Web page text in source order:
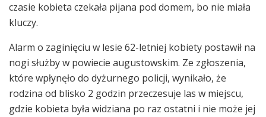
czasie kobieta czekała pijana pod domem, bo nie miała
kluczy.
Alarm o zaginięciu w lesie 62-letniej kobiety postawił na
nogi służby w powiecie augustowskim. Ze zgłoszenia,
które wpłynęło do dyżurnego policji, wynikało, że
rodzina od blisko 2 godzin przeczesuje las w miejscu,
gdzie kobieta była widziana po raz ostatni i nie może jej